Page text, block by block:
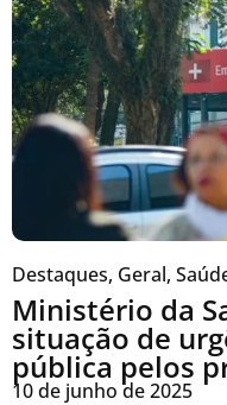
Destaques, Geral,
Ministério da
situação de
pública pelos
10 de junho de 2025